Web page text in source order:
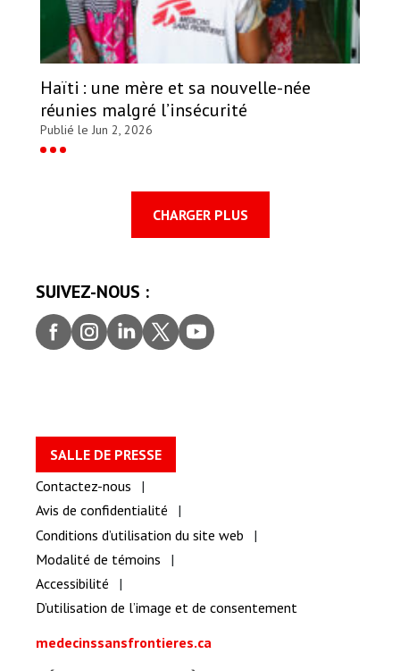
Haïti : une mère et sa nouvelle-née
réunies malgré l’insécurité
Publié le Jun 2, 2026
CHARGER PLUS
SUIVEZ-NOUS :
Faceb
ook
Insta
gram
Linke
dIn
Twitt
er
youtu
be
SALLE DE PRESSE
Contactez-nous
Avis de confidentialité
Conditions d’utilisation du site web
Modalité de témoins
Accessibilité
D’utilisation de l’image et de consentement
medecinssansfrontieres.ca